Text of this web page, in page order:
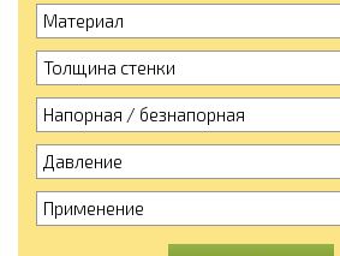
Материал
Толщина стенки
Напорная / безнапорная
Давление
Применение